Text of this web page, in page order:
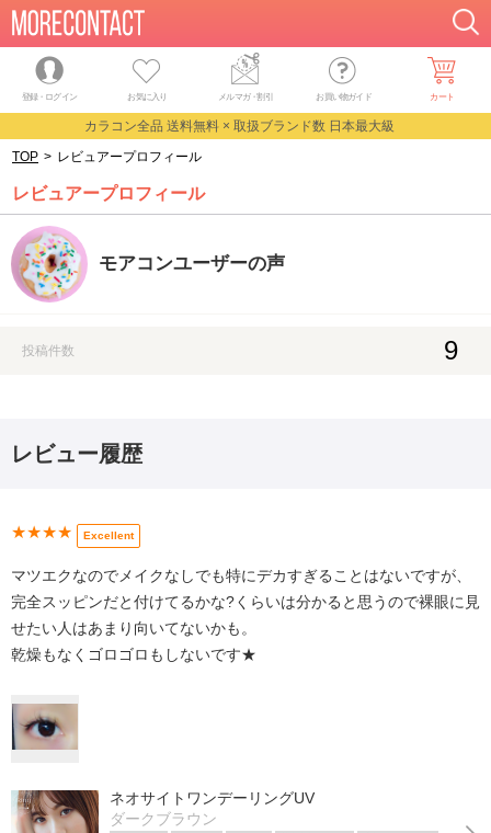
登録・ログイン お気に入り メルマガ・割引 お買い物ガイド カート
カラコン全品 送料無料 × 取扱ブランド数 日本最大級
TOP > レビュアープロフィール
レビュアープロフィール
モアコンユーザーの声
投稿件数 9
レビュー履歴
★★★★ Excellent
マツエクなのでメイクなしでも特にデカすぎることはないですが、
完全スッピンだと付けてるかな?くらいは分かると思うので裸眼に見
せたい人はあまり向いてないかも。
乾燥もなくゴロゴロもしないです★
ネオサイトワンデーリングUV
ダークブラウン